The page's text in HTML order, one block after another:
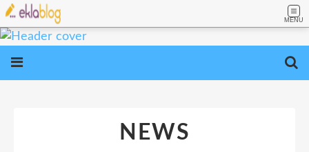
MENU
NEWS